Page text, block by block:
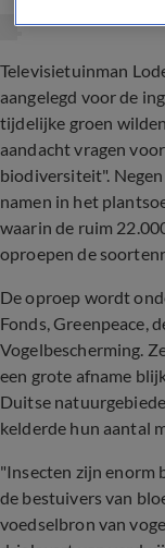
Televisietuinman
aangelegd voor de
tijdelijke groen
aandacht vragen
biodiversiteit".
namen in het
waarin de ruim
oproepen de
De oproep wordt
Fonds, Greenpeace,
Vogelbescherming.
een grote afname
Duitse
kelderde hun aantal
"Insecten zijn enorm
de bestuivers van
voedselbron van